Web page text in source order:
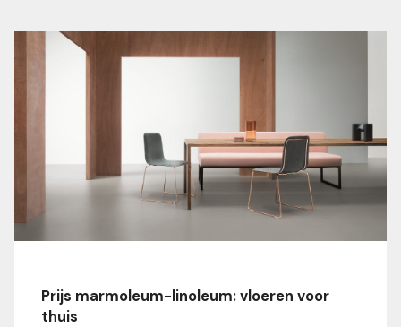
Prijs marmoleum-linoleum: vloeren voor
thuis